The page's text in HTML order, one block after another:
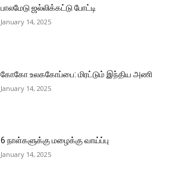
பாலமேடு ஜல்லிக்கட்டு போட்டி
January 14, 2025
கோகோ உலககோப்பை: மிரட்டும் இந்திய அணி
January 14, 2025
6 நாள்களுக்கு மழைக்கு வாய்ப்பு
January 14, 2025